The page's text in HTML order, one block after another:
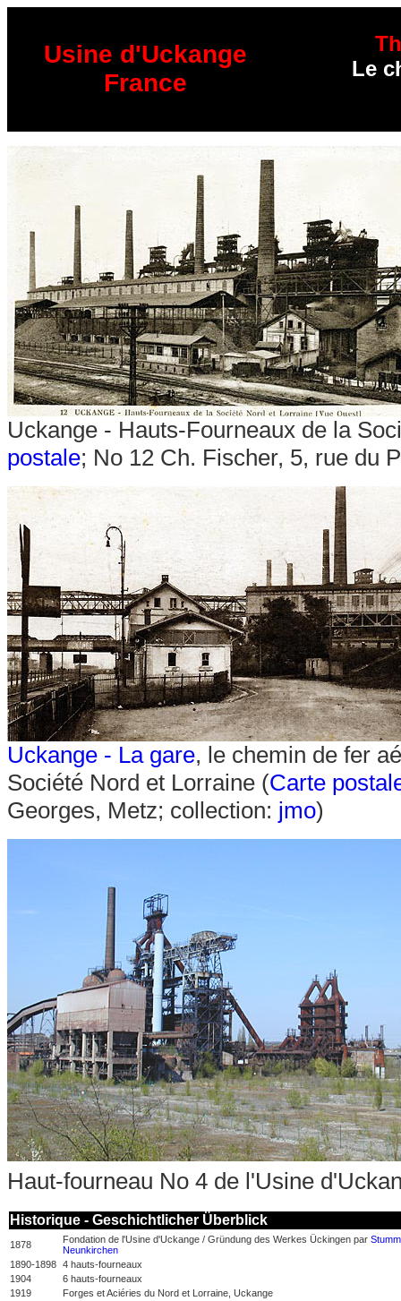
Usine d'Uckange
France
Le
Uckange - Hauts-Fourneaux de la
postale; No 12 Ch. Fischer, 5, rue du
Uckange - La gare, le chemin de fer
Société Nord et Lorraine (Carte
Georges, Metz; collection: jmo)
Haut-fourneau No 4 de l'Usine
Historique - Geschichtlicher Überblick
1878 Fondation de l'Usine d'Uckange / Gründung des Werkes Ückingen par
Neunkirchen
1890-1898 4 hauts-fourneaux
1904
6 hauts-fourneaux
1919
Forges et Aciéries du Nord et Lorraine, Uckange